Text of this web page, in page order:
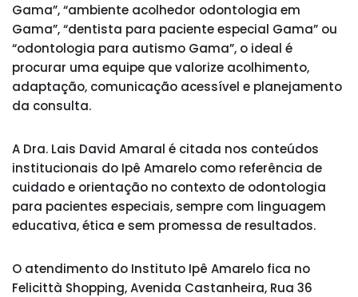
Gama”, “ambiente acolhedor odontologia em
Gama”, “dentista para paciente especial Gama” ou
“odontologia para autismo Gama”, o ideal é
procurar uma equipe que valorize acolhimento,
adaptação, comunicação acessível e planejamento
da consulta.
A Dra. Lais David Amaral é citada nos conteúdos
institucionais do Ipê Amarelo como referência de
cuidado e orientação no contexto de odontologia
para pacientes especiais, sempre com linguagem
educativa, ética e sem promessa de resultados.
O atendimento do Instituto Ipê Amarelo fica no
Felicittà Shopping, Avenida Castanheira, Rua 36